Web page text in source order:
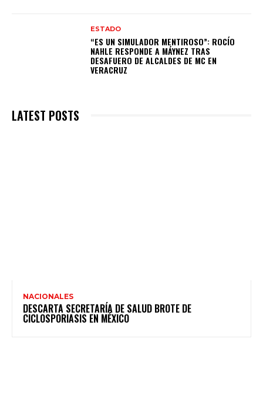
ESTADO
“ES UN SIMULADOR MENTIROSO”: ROCÍO
NAHLE RESPONDE A MÁYNEZ TRAS
DESAFUERO DE ALCALDES DE MC EN
VERACRUZ
LATEST POSTS
NACIONALES
DESCARTA SECRETARÍA DE SALUD BROTE DE
CICLOSPORIASIS EN MÉXICO